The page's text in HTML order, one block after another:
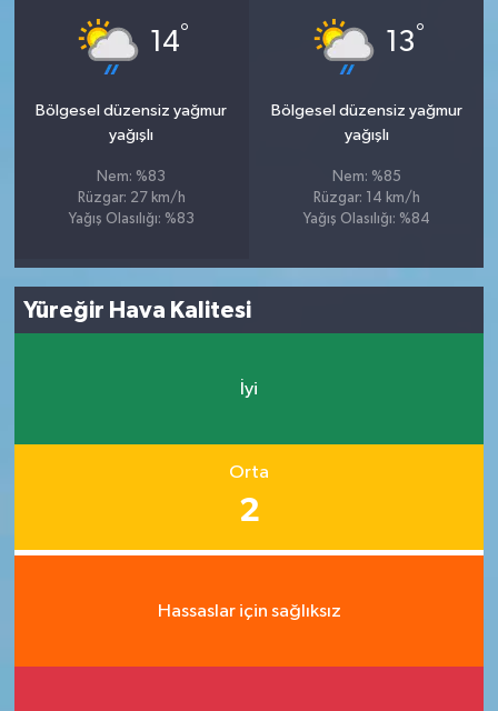
14°
Bölgesel düzensiz yağmur
yağışlı
Nem: %83
Rüzgar: 27 km/h
Yağış Olasılığı: %83
13°
Bölgesel düzensiz yağmur
yağışlı
Nem: %85
Rüzgar: 14 km/h
Yağış Olasılığı: %84
Yüreğir Hava Kalitesi
İyi
Orta
2
Hassaslar için sağlıksız